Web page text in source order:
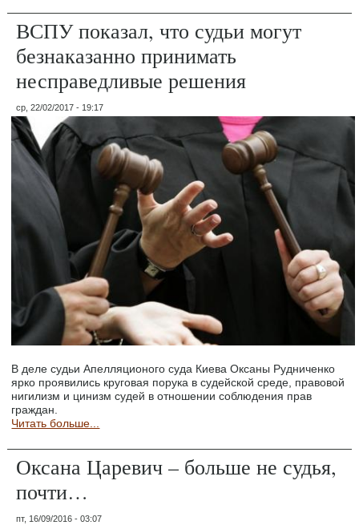
ВСПУ показал, что судьи могут
безнаказанно принимать
несправедливые решения
ср, 22/02/2017 - 19:17
В деле судьи Апелляционого суда Киева Оксаны Рудниченко
ярко проявились круговая порука в судейской среде, правовой
нигилизм и цинизм судей в отношении соблюдения прав
граждан.
Читать больше...
Оксана Царевич – больше не судья,
почти…
пт, 16/09/2016 - 03:07